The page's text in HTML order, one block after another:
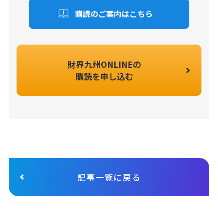
購読のご案内はこちら
財界九州ONLINEの
購読を申し込む
記事一覧に戻る